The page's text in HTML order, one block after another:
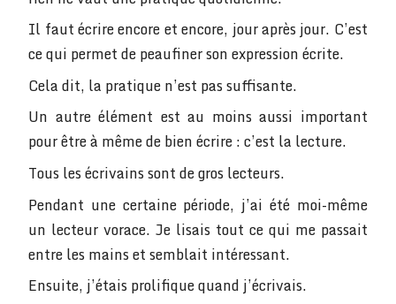
Il faut écrire encore et encore, jour après jour. C’est
ce qui permet de peaufiner son expression écrite.
Cela dit, la pratique n’est pas suffisante.
Un autre élément est au moins aussi important
pour être à même de bien écrire : c’est la lecture.
Tous les écrivains sont de gros lecteurs.
Pendant une certaine période, j’ai été moi-même
un lecteur vorace. Je lisais tout ce qui me passait
entre les mains et semblait intéressant.
Ensuite, j’étais prolifique quand j’écrivais.